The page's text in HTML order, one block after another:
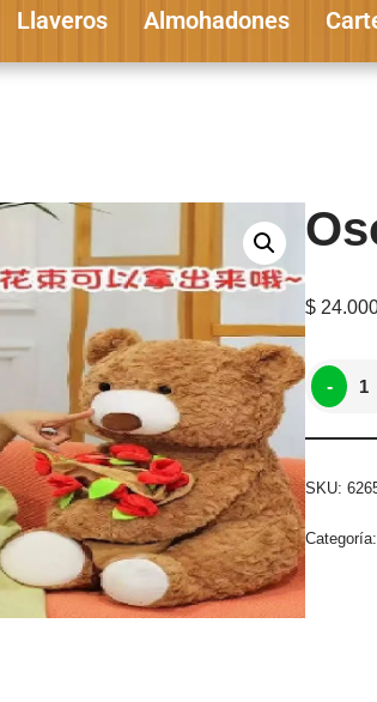
Llaveros Almohadones
$
-
SKU:
Categoría: